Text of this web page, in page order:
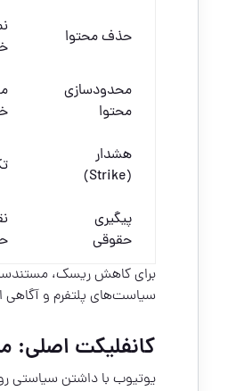
حذف محتوا
محدودسازی
محتوا
هشدار
(Strike)
پیگیری
حقوقی
برای کاهش ریسک،
سیاست‌های پلتفرم و
کانفلیکت اصلی:
یوتیوب با داشتن سیاستی